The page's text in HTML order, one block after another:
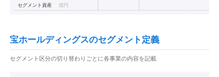
セグメント資産
億円
宝ホールディングスのセグメント定義
セグメント区分の切り替わりごとに各事業の内容を記載